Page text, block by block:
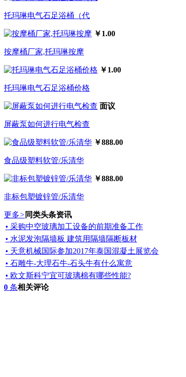
托玛琳电气石足浴桶（代
￥1.00
按摩桶厂家,托玛琳按摩
￥1.00
托玛琳电气石足浴桶价格
面议
屏蔽泵如何进行电气检查
￥888.00
食品级塑料软管/乐清华
￥888.00
非标包塑镀锌管/乐清华
更多> 同类头条资讯
• 采购中空玻璃加工设备的前期准备工作
• 水泥发泡隔墙板 建筑用隔墙隔断板材
• 天意机械国际参加2017年泰国混凝土展览会
• 石雕牛-大理石牛-石头牛有什么寓意
• 欧文斯科宁宜可玻璃棉有哪些性能?
0 条相关评论